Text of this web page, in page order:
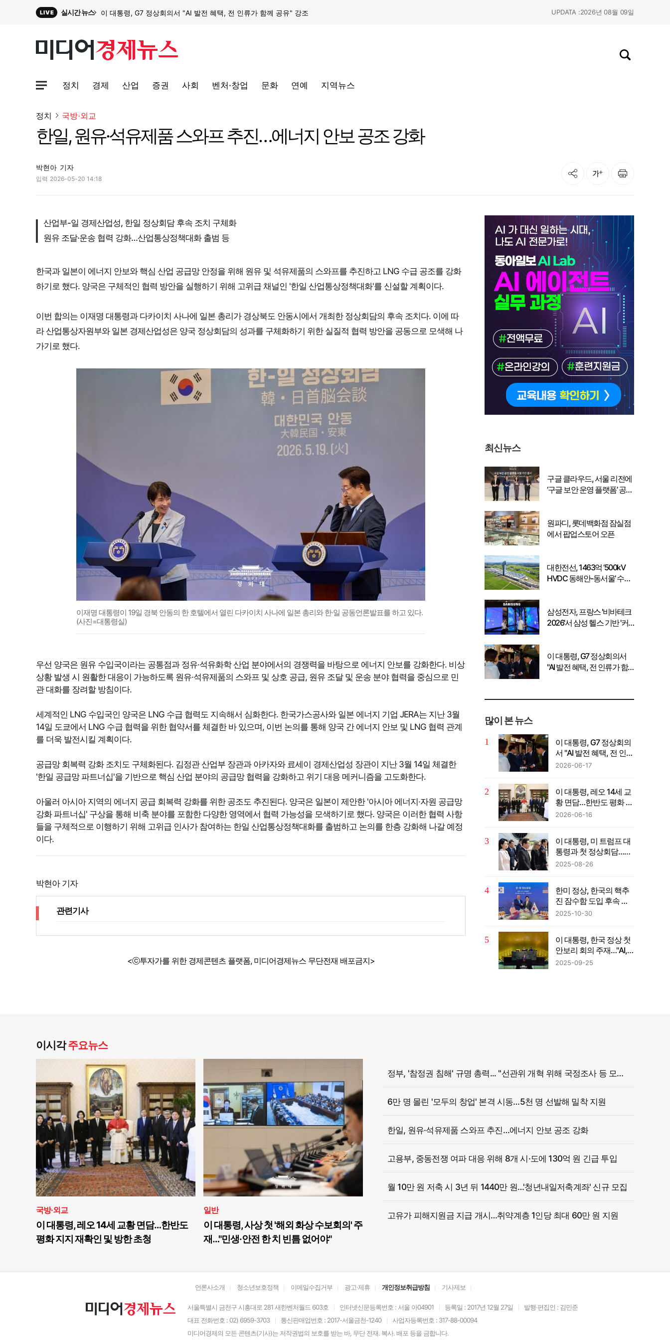
LIVE 실시간 뉴스 이 대통령, G7 정상회의서 "AI 발전 혜택, 전 인류가 함께 공유" 강조
원파디, 롯데백화점 잠실점에서 팝업스토어 오픈
대한전선, 1463억 ‘500kV HVDC 동해안-동서울’ 수주… 시장 확대 본격화
이 대통령, G7 정상회의서 "AI 발전 혜택, 전 인류가 함께 공유" 강조
UPDATA :2026년 08월 09일
사이트맵메뉴 열기
정치 경제 산업 증권 사회 벤처·창업 문화 연예 지역뉴스
검색창 열기
정치 국방·외교
한일, 원유·석유제품 스와프 추진…에너지 안보 공조 강화
박현아 기자
입력 2026-05-20 14:18
공유 글자크기 인쇄
산업부-일 경제산업성, 한일 정상회담 후속 조치 구체화
원유 조달·운송 협력 강화…산업통상정책대화 출범 등
한국과 일본이 에너지 안보와 핵심 산업 공급망 안정을 위해 원유 및 석유제품의 스와프를 추진하고 LNG 수급 공조를 강화
하기로 했다. 양국은 구체적인 협력 방안을 실행하기 위해 고위급 채널인 '한일 산업통상정책대화'를 신설할 계획이다.
이번 합의는 이재명 대통령과 다카이치 사나에 일본 총리가 경상북도 안동시에서 개최한 정상회담의 후속 조치다. 이에 따
라 산업통상자원부와 일본 경제산업성은 양국 정상회담의 성과를 구체화하기 위한 실질적 협력 방안을 공동으로 모색해 나
가기로 했다.
이재명 대통령이 19일 경북 안동의 한 호텔에서 열린 다카이치 사나에 일본 총리와 한·일 공동언론발표를 하고 있다.
(사진=대통령실)
우선 양국은 원유 수입국이라는 공통점과 정유·석유화학 산업 분야에서의 경쟁력을 바탕으로 에너지 안보를 강화한다. 비상
상황 발생 시 원활한 대응이 가능하도록 원유·석유제품의 스와프 및 상호 공급, 원유 조달 및 운송 분야 협력을 중심으로 민
관 대화를 장려할 방침이다.
세계적인 LNG 수입국인 양국은 LNG 수급 협력도 지속해서 심화한다. 한국가스공사와 일본 에너지 기업 JERA는 지난 3월
14일 도쿄에서 LNG 수급 협력을 위한 협약서를 체결한 바 있으며, 이번 논의를 통해 양국 간 에너지 안보 및 LNG 협력 관계
를 더욱 발전시킬 계획이다.
공급망 회복력 강화 조치도 구체화된다. 김정관 산업부 장관과 아카자와 료세이 경제산업성 장관이 지난 3월 14일 체결한
'한일 공급망 파트너십'을 기반으로 핵심 산업 분야의 공급망 협력을 강화하고 위기 대응 메커니즘을 고도화한다.
아울러 아시아 지역의 에너지 공급 회복력 강화를 위한 공조도 추진된다. 양국은 일본이 제안한 '아시아 에너지·자원 공급망
강화 파트너십' 구상을 통해 비축 분야를 포함한 다양한 영역에서 협력 가능성을 모색하기로 했다. 양국은 이러한 협력 사항
들을 구체적으로 이행하기 위해 고위급 인사가 참여하는 한일 산업통상정책대화를 출범하고 논의를 한층 강화해 나갈 예정
이다.
박현아 기자
관련기사
<ⓒ투자가를 위한 경제콘텐츠 플랫폼, 미디어경제뉴스 무단전재 배포금지>
최신뉴스
구글 클라우드, 서울 리전에
‘구글 보안 운영 플랫폼’ 공식
원파디, 롯데백화점 잠실점
에서 팝업스토어 오픈
대한전선, 1463억 ‘500kV
HVDC 동해안-동서울’ 수
삼성전자, 프랑스 '비바테크
2026'서 삼성 헬스 기반 '커
이 대통령, G7 정상회의서
"AI 발전 혜택, 전 인류가 함
많이 본 뉴스
이 대통령, G7 정상회의
서 "AI 발전 혜택, 전 인류
가 함께 공유" 강조
2026-06-17
이 대통령, 레오 14세 교
황 면담…한반도 평화 지
지 재확인 및 방한 초청
2026-06-16
이 대통령, 미 트럼프 대
통령과 첫 정상회담…남
북 피스메이커 제안
2025-08-26
한미 정상, 한국의 핵추
진 잠수함 도입 후속 협
의키로
2025-10-30
이 대통령, 한국 정상 첫
안보리 회의 주재…"AI,
어떻게 다룰지에 전혀
2025-09-25
이시각주요뉴스
국방·외교
이 대통령, 레오 14세 교황 면담…한반도
평화 지지 재확인 및 방한 초청
일반
이 대통령, 사상 첫 '해외 화상 수보회의' 주
재…"민생·안전 한 치 빈틈 없어야"
정부, '참정권 침해' 규명 총력... "선관위 개혁 위해 국정조사 등 모든 조치"
6만 명 몰린 '모두의 창업' 본격 시동…5천 명 선발해 밀착 지원
한일, 원유·석유제품 스와프 추진…에너지 안보 공조 강화
고용부, 중동전쟁 여파 대응 위해 8개 시·도에 130억 원 긴급 투입
월 10만 원 저축 시 3년 뒤 1440만 원…'청년내일저축계좌' 신규 모집
고유가 피해지원금 지급 개시…취약계층 1인당 최대 60만 원 지원
언론사소개 청소년보호정책 이메일수집거부 광고·제휴 개인정보취급방침 기사제보
서울특별시 금천구 시흥대로 281 새한벤처월드 603호 인터넷신문등록번호 : 서울 아04901 등록일 : 2017년 12월 27일
발행·편집인 : 김민준
대표 전화번호 : 02) 6959-3703
통신판매업번호 : 2017-서울금천-1240
사업자등록번호 : 317-88-00094
미디어경제의 모든 콘텐츠(기사)는 저작권법의 보호를 받는 바, 무단 전재. 복사. 배포 등을 금합니다.